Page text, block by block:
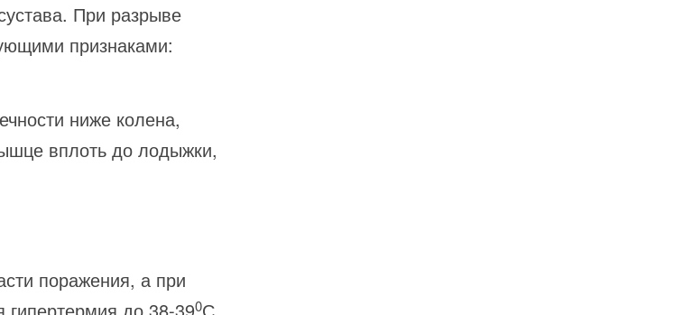
При разрыве
признаками:
ниже колена,
вплоть до лодыжки,
поражения, а при
0